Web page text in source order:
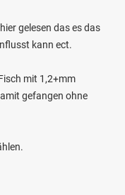
gelesen das es das
kann ect.
mit 1,2+mm
gefangen ohne